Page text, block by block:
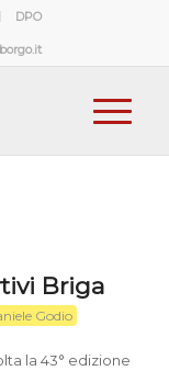
DPO
Briga
Godio
la 43° edizione